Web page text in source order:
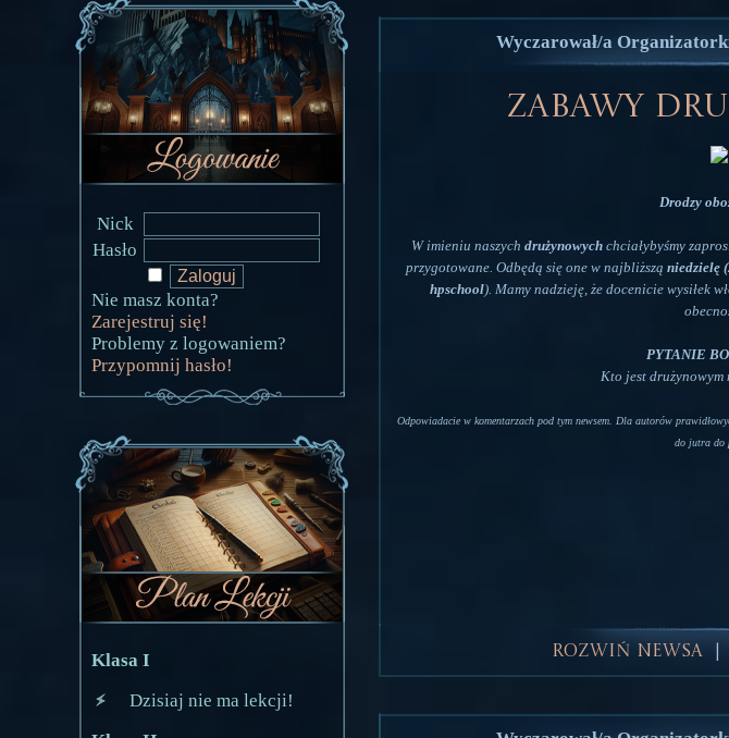
Nick
Hasło
Nie masz konta?
Zarejestruj się!
Problemy z logowaniem?
Przypomnij hasło!
Klasa I
Dzisiaj nie ma lekcji!
Wyczarował/a
Zabawy
Drodzy
W imieniu naszych drużynowychchciałybyśmy
przygotowane. Odbędą się one w najbliższą niedzielę
hpschool). Mamy nadzieję, że docenicie wysiłek
PYTANIE
Kto jest drużynowym
Odpowiadacie w komentarzach pod tym newsem. Dla autorów
do jutra do
Rozwiń Newsa